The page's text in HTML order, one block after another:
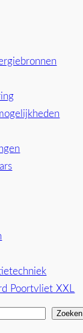
Poortvliet XXL
Zoeken